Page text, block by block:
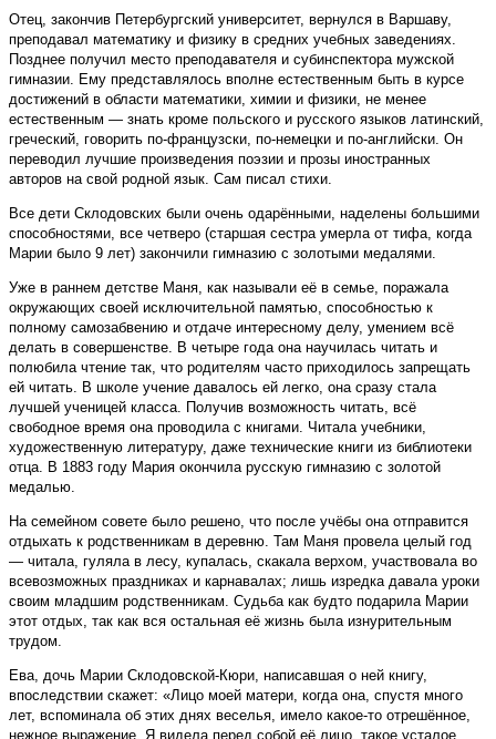
Отец, закончив Петербургский университет, вернулся в Варшаву,
преподавал математику и физику в средних учебных заведениях.
Позднее получил место преподавателя и субинспектора мужской
гимназии. Ему представлялось вполне естественным быть в курсе
достижений в области математики, химии и физики, не менее
естественным — знать кроме польского и русского языков латинский,
греческий, говорить по-французски, по-немецки и по-английски. Он
переводил лучшие произведения поэзии и прозы иностранных
авторов на свой родной язык. Сам писал стихи.
Все дети Склодовских были очень одарёнными, наделены большими
способностями, все четверо (старшая сестра умерла от тифа, когда
Марии было 9 лет) закончили гимназию с золотыми медалями.
Уже в раннем детстве Маня, как называли её в семье, поражала
окружающих своей исключительной памятью, способностью к
полному самозабвению и отдаче интересному делу, умением всё
делать в совершенстве. В четыре года она научилась читать и
полюбила чтение так, что родителям часто приходилось запрещать
ей читать. В школе учение давалось ей легко, она сразу стала
лучшей ученицей класса. Получив возможность читать, всё
свободное время она проводила с книгами. Читала учебники,
художественную литературу, даже технические книги из библиотеки
отца. В 1883 году Мария окончила русскую гимназию с золотой
медалью.
На семейном совете было решено, что после учёбы она отправится
отдыхать к родственникам в деревню. Там Маня провела целый год
— читала, гуляла в лесу, купалась, скакала верхом, участвовала во
всевозможных праздниках и карнавалах; лишь изредка давала уроки
своим младшим родственникам. Судьба как будто подарила Марии
этот отдых, так как вся остальная её жизнь была изнурительным
трудом.
Ева, дочь Марии Склодовской-Кюри, написавшая о ней книгу,
впоследствии скажет: «Лицо моей матери, когда она, спустя много
лет, вспоминала об этих днях веселья, имело какое-то отрешённое,
нежное выражение. Я видела перед собой её лицо, такое усталое